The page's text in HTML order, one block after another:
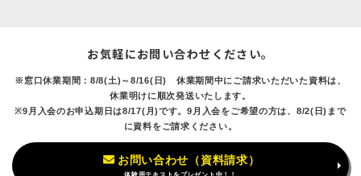
お気軽にお問い合わせください。
※窓口休業期間：8/8(土)～8/16(日) 休業期間中にご請求いただいた資料は、
休業明けに順次発送いたします。
※9月入会のお申込期日は8/17(月)です。9月入会をご希望の方は、8/2(日)まで
に資料をご請求ください。
お問い合わせ（資料請求）
体験用テキストをプレゼント中！！